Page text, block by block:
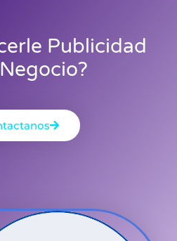
Publicidad